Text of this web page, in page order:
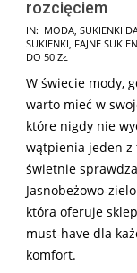
rozcięciem
2024-
09-
IN: MODA, SUKIENKI
SUKIENKI, FAJNE
DO 50 ZŁ
W świecie mody,
warto mieć w
które nigdy nie
wątpienia jeden z
świetnie
Jasnobeżowo-
która oferuje
must-have dla
komfort.